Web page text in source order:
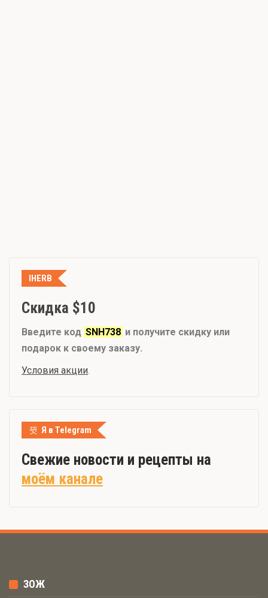
IHERB
Скидка $10
Введите код SNH738 и получите скидку или
подарок к своему заказу.
Условия акции.
Я в Telegram
Свежие новости и рецепты на
моём канале
ЗОЖ